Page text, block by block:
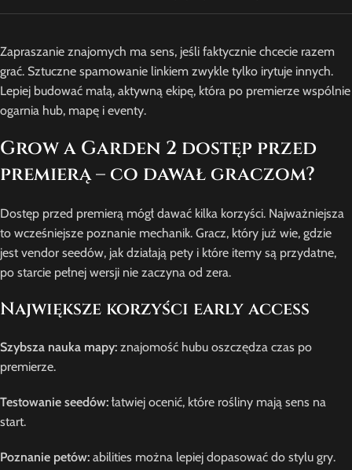
Zapraszanie znajomych ma sens, jeśli faktycznie chcecie razem
grać. Sztuczne spamowanie linkiem zwykle tylko irytuje innych.
Lepiej budować małą, aktywną ekipę, która po premierze wspólnie
ogarnia hub, mapę i eventy.
Grow a Garden 2 dostęp przed
premierą – co dawał graczom?
Dostęp przed premierą mógł dawać kilka korzyści. Najważniejsza
to wcześniejsze poznanie mechanik. Gracz, który już wie, gdzie
jest vendor seedów, jak działają pety i które itemy są przydatne,
po starcie pełnej wersji nie zaczyna od zera.
Największe korzyści early access
Szybsza nauka mapy: znajomość hubu oszczędza czas po
premierze.
Testowanie seedów: łatwiej ocenić, które rośliny mają sens na
start.
Poznanie petów: abilities można lepiej dopasować do stylu gry.